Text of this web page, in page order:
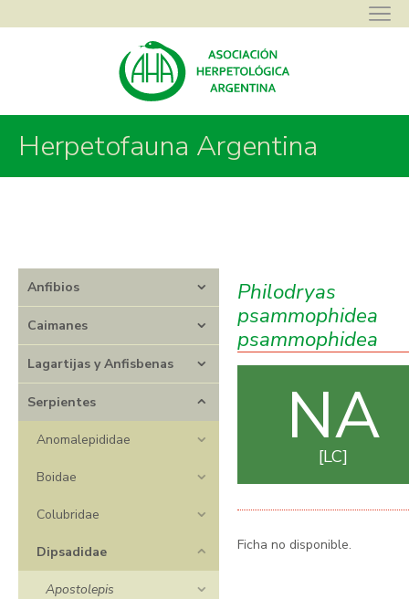
Serpientes>Dipsadidae > Philodryas>Philodryas psammophidea
psammophidea
Herpetofauna Argentina
Anfibios
Caimanes
Lagartijas y Anfisbenas
Serpientes
Anomalepididae
Boidae
Colubridae
Dipsadidae
Apostolepis
Philodryas
psammophidea
psammophidea
NA
LC
Ficha no disponible.